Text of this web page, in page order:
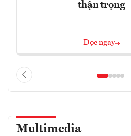
thận trọng
Đọc ngay
Multimedia